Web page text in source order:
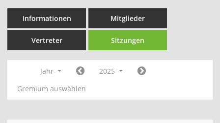
Informationen Mitglieder
Vertreter Sitzungen
Jahr
2025
Gremium auswählen